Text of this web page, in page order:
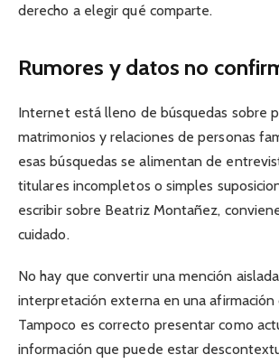
derecho a elegir qué comparte.
Rumores y datos no
Internet está lleno de búsquedas sobre
matrimonios y relaciones de personas
esas búsquedas se alimentan de
titulares incompletos o simples
escribir sobre Beatriz Montañez,
cuidado.
No hay que convertir una mención
interpretación externa en una
Tampoco es correcto presentar como
información que puede estar